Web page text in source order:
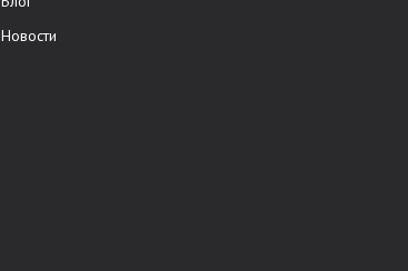
Новости